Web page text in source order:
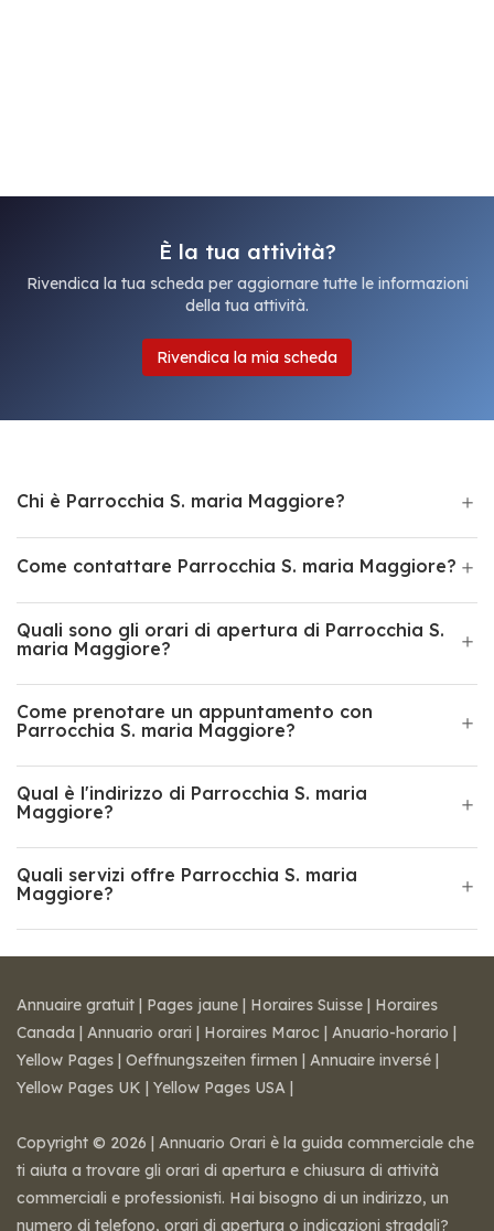
È la tua attività?
Rivendica la tua scheda per aggiornare tutte le informazioni
della tua attività.
Rivendica la mia scheda
Chi è Parrocchia S. maria Maggiore?
Come contattare Parrocchia S. maria Maggiore?
Quali sono gli orari di apertura di Parrocchia S.
maria Maggiore?
Come prenotare un appuntamento con
Parrocchia S. maria Maggiore?
Qual è l'indirizzo di Parrocchia S. maria
Maggiore?
Quali servizi offre Parrocchia S. maria
Maggiore?
Annuaire gratuit | Pages jaune | Horaires Suisse | Horaires
Canada | Annuario orari | Horaires Maroc | Anuario-horario |
Yellow Pages | Oeffnungszeiten firmen | Annuaire inversé |
Yellow Pages UK | Yellow Pages USA |
Copyright © 2026 | Annuario Orari è la guida commerciale che
ti aiuta a trovare gli orari di apertura e chiusura di attività
commerciali e professionisti. Hai bisogno di un indirizzo, un
numero di telefono, orari di apertura o indicazioni stradali?